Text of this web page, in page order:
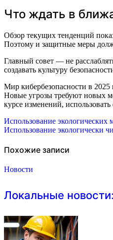
Что ждать в
Обзор текущих тенденций
Поэтому и защитные меры
Главный совет — не
создавать культуру
Мир кибербезопасности в
Новые угрозы требуют новых
курсе изменений,
Навигация
записям
Использование экологических
Использование экологически
Похожие записи
Новости
Локальные